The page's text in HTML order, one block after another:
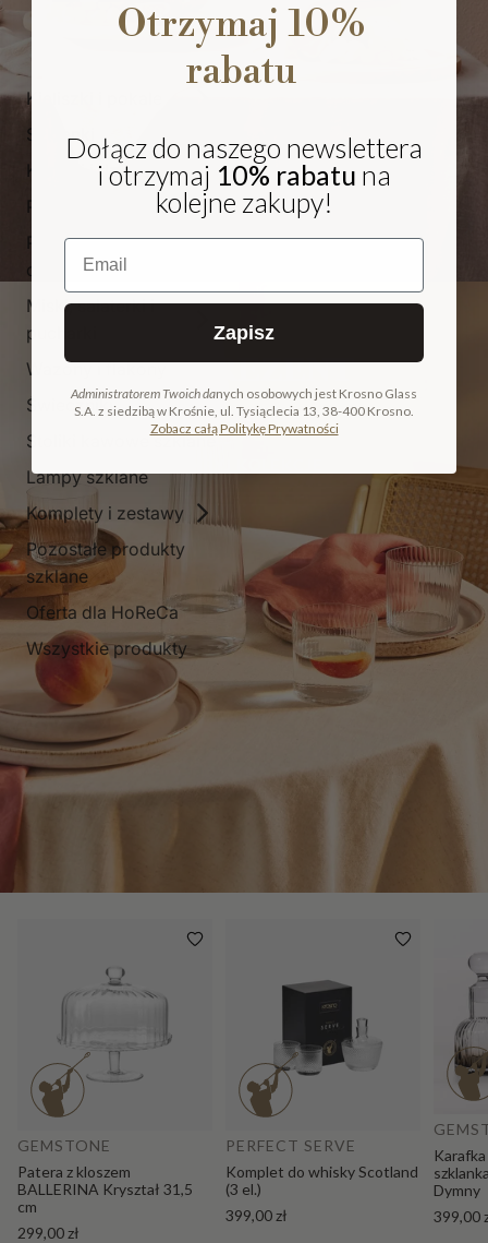
Kieliszki i pokale
Szklanki
Karafki i dzbanki
Patery
Pojemniki i
cukiernice
Miski, salaterki i
pucharki
Wazony i flakony
Świeczniki
Stoliki kawowe szklane
Lampy szklane
Komplety i zestawy
Pozostałe produkty
szklane
Oferta dla HoReCa
Wszystkie produkty
NA PREZENT
COLLECTION
Dodaj do koszyka
GEMSTONE
Patera z kloszem
BALLERINA Kryształ 31,5
cm
299,00 zł
PERFECT SERVE
Komplet do whisky Scotland
(3 el.)
399,00 zł
Dymny
399,00
Otrzymaj 10%
rabatu
Dołącz do naszego newslettera
i otrzymaj 10% rabatu na
kolejne zakupy!
Email
Zapisz
Administratorem Twoich danych osobowych jest Krosno Glass
S.A. z siedzibą w Krośnie, ul. Tysiąclecia 13, 38-400 Krosno.
Zobacz całą Politykę Prywatności